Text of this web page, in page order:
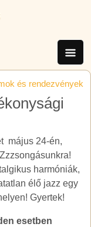
és rendezvények
május 24-én,
harmóniák,
élő jazz egy
Gyertek!
esetben